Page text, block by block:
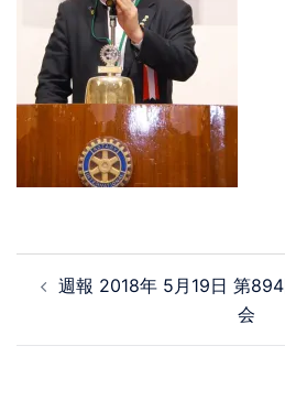
週報 2018年 5月19日 第
会